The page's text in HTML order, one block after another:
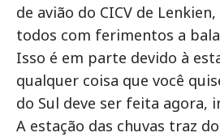
de avião do CICV de
todos com ferimentos a
Isso é em parte devido à
qualquer coisa que você
do Sul deve ser feita agora,
A estação das chuvas traz